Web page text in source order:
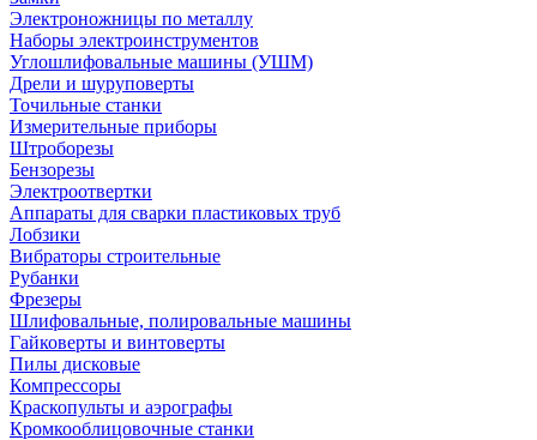
Электроножницы по металлу
Наборы электроинструментов
Углошлифовальные машины (УШМ)
Дрели и шуруповерты
Точильные станки
Измерительные приборы
Штроборезы
Бензорезы
Электроотвертки
Аппараты для сварки пластиковых труб
Лобзики
Вибраторы строительные
Рубанки
Фрезеры
Шлифовальные, полировальные машины
Гайковерты и винтоверты
Пилы дисковые
Компрессоры
Краскопульты и аэрографы
Кромкооблицовочные станки